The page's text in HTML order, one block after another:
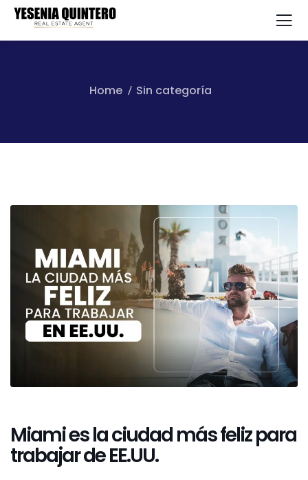
Home Sin categoría
Miami es la ciudad más feliz para
trabajar de EE.UU.